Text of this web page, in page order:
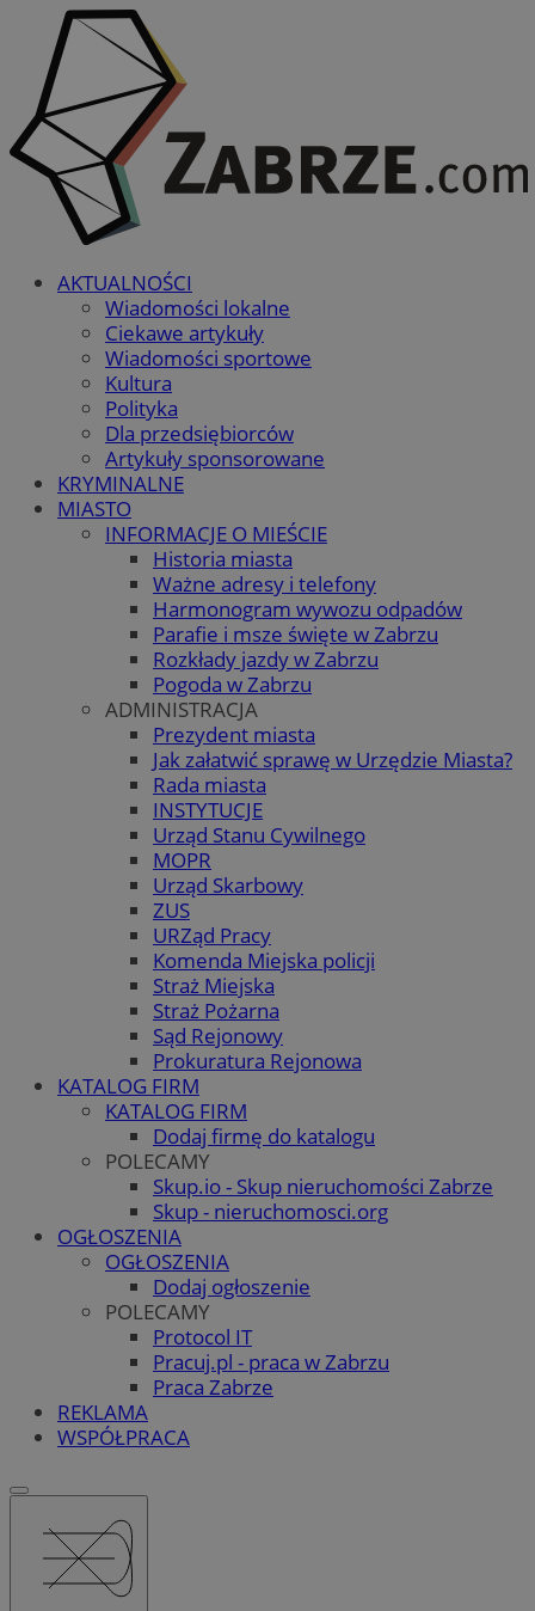
AKTUALNOŚCI
Wiadomości lokalne
Ciekawe artykuły
Wiadomości sportowe
Kultura
Polityka
Dla przedsiębiorców
Artykuły sponsorowane
KRYMINALNE
MIASTO
INFORMACJE O MIEŚCIE
Historia miasta
Ważne adresy i telefony
Harmonogram wywozu odpadów
Parafie i msze święte w Zabrzu
Rozkłady jazdy w Zabrzu
Pogoda w Zabrzu
ADMINISTRACJA
Prezydent miasta
Jak załatwić sprawę w Urzędzie Miasta?
Rada miasta
INSTYTUCJE
Urząd Stanu Cywilnego
MOPR
Urząd Skarbowy
ZUS
URZąd Pracy
Komenda Miejska policji
Straż Miejska
Straż Pożarna
Sąd Rejonowy
Prokuratura Rejonowa
KATALOG FIRM
KATALOG FIRM
Dodaj firmę do katalogu
POLECAMY
Skup.io - Skup nieruchomości Zabrze
Skup - nieruchomosci.org
OGŁOSZENIA
OGŁOSZENIA
Dodaj ogłoszenie
POLECAMY
Protocol IT
Pracuj.pl - praca w Zabrzu
Praca Zabrze
REKLAMA
WSPÓŁPRACA